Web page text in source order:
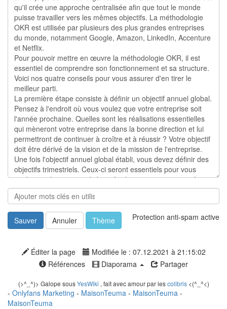
Sauver Annuler Thème Protection anti-spam active
Éditer la page
Modifiée le : 07.12.2021 à 21:15:02
Références
Diaporama Partager
(>^_^)> Galope sousYesWiki , fait avec amour par lescolibris<(^_^<)
- Onlyfans Marketing - MaisonTeuma - MaisonTeuma -
MaisonTeuma